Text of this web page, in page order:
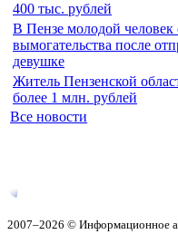
400 тыс. рублей
В Пензе молодой человек
вымогательства после
девушке
Житель Пензенской
более 1 млн. рублей
Все новости
2007–2026 © Информационное